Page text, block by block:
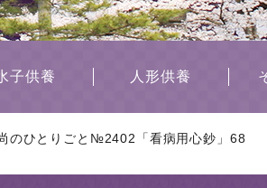
子供養 人形供養
のひとりごと№2402「看病用心鈔」68